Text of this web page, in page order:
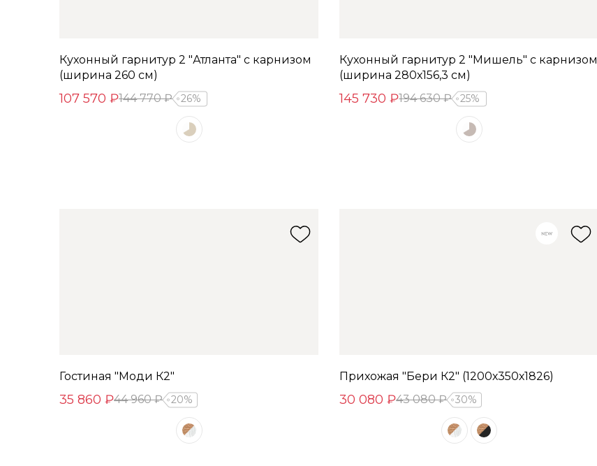
Кухонный гарнитур 2 "Атланта" с карнизом
(ширина 260 см)
107 570 ₽144 770 ₽ 26%
Кухонный гарнитур 2 "Мишель" с карнизом
(ширина 280х156,3 см)
145 730 ₽194 630 ₽ 25%
Гостиная "Моди К2"
35 860 ₽44 960 ₽ 20%
Прихожая "Бери К2" (1200х350х1826)
30 080 ₽43 080 ₽ 30%